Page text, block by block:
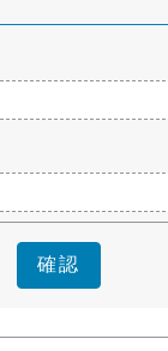
確認